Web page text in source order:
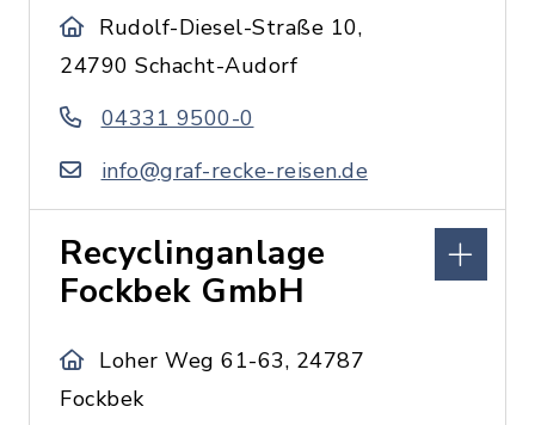
Rudolf-Diesel-Straße 10,
24790 Schacht-Audorf
04331 9500-0
info@graf-recke-reisen.de
Recyclinganlage
Fockbek GmbH
Loher Weg 61-63, 24787
Fockbek